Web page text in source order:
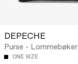
DEPECHE
Purse - Lommebøker
ONE SIZE